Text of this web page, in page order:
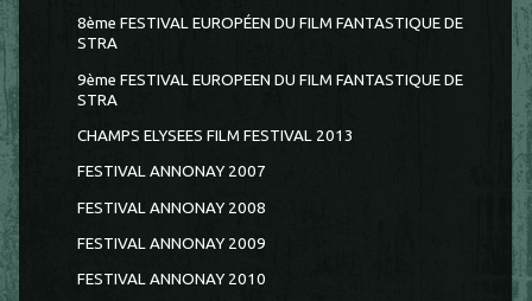
8ème FESTIVAL EUROPÉEN DU FILM FANTASTIQUE DE
STRA
9ème FESTIVAL EUROPEEN DU FILM FANTASTIQUE DE
STRA
CHAMPS ELYSEES FILM FESTIVAL 2013
FESTIVAL ANNONAY 2007
FESTIVAL ANNONAY 2008
FESTIVAL ANNONAY 2009
FESTIVAL ANNONAY 2010